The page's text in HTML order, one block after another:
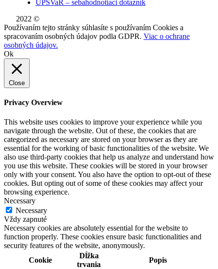
v Dúbravke.
UPSVaR – sebahodnotiaci dotazník
2022 ©
Používaním tejto stránky súhlasíte s používaním Cookies a
spracovaním osobných údajov podla GDPR. Viac o ochrane
osobných údajov.
Ok
Close
Privacy Overview
This website uses cookies to improve your experience while you
navigate through the website. Out of these, the cookies that are
categorized as necessary are stored on your browser as they are
essential for the working of basic functionalities of the website. We
also use third-party cookies that help us analyze and understand how
you use this website. These cookies will be stored in your browser
only with your consent. You also have the option to opt-out of these
cookies. But opting out of some of these cookies may affect your
browsing experience.
Necessary
Necessary
Vždy zapnuté
Necessary cookies are absolutely essential for the website to
function properly. These cookies ensure basic functionalities and
security features of the website, anonymously.
Cookie
Dĺžka
trvania
Popis